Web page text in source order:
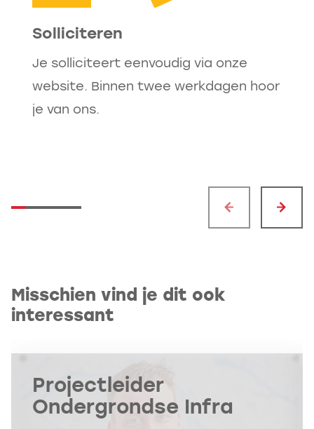
Er is altijd wel een nieuwe uitdaging
voor je te vinden binnen de Van Gelder
Groep.
Solliciteren
Je solliciteert eenvoudig via onze
website. Binnen twee werkdagen hoor
je van ons.
Misschien vind je dit ook
interessant
Projectleider
Ondergrondse Infra